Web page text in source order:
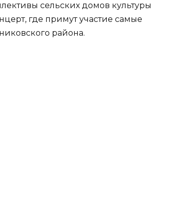
сельских домов культуры
где примут участие самые
района.